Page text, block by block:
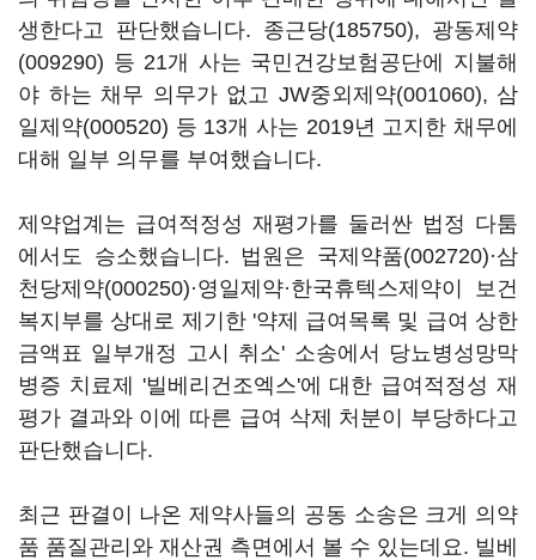
생한다고 판단했습니다. 종근당(185750), 광동제약
(009290) 등 21개 사는 국민건강보험공단에 지불해
야 하는 채무 의무가 없고 JW중외제약(001060), 삼
일제약(000520) 등 13개 사는 2019년 고지한 채무에
대해 일부 의무를 부여했습니다.
제약업계는 급여적정성 재평가를 둘러싼 법정 다툼
에서도 승소했습니다. 법원은 국제약품(002720)·삼
천당제약(000250)·영일제약·한국휴텍스제약이 보건
복지부를 상대로 제기한 '약제 급여목록 및 급여 상한
금액표 일부개정 고시 취소' 소송에서 당뇨병성망막
병증 치료제 '빌베리건조엑스'에 대한 급여적정성 재
평가 결과와 이에 따른 급여 삭제 처분이 부당하다고
판단했습니다.
최근 판결이 나온 제약사들의 공동 소송은 크게 의약
품 품질관리와 재산권 측면에서 볼 수 있는데요. 빌베